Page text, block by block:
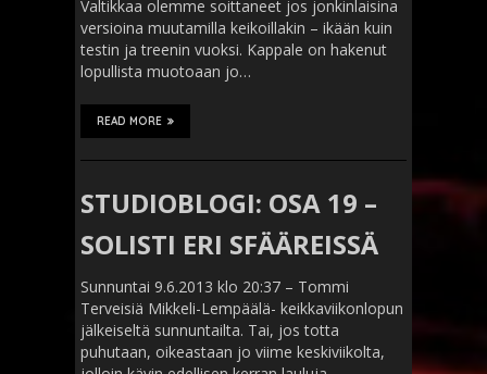
Valtikkaa olemme soittaneet jos jonkinlaisina
versioina muutamilla keikoillakin – ikään kuin
testin ja treenin vuoksi. Kappale on hakenut
lopullista muotoaan jo…
READ MORE
STUDIOBLOGI: OSA 19 –
SOLISTI ERI SFÄÄREISSÄ
Sunnuntai 9.6.2013 klo 20:37 – Tommi
Terveisiä Mikkeli-Lempäälä- keikkaviikonlopun
jälkeiseltä sunnuntailta. Tai, jos totta
puhutaan, oikeastaan jo viime keskiviikolta,